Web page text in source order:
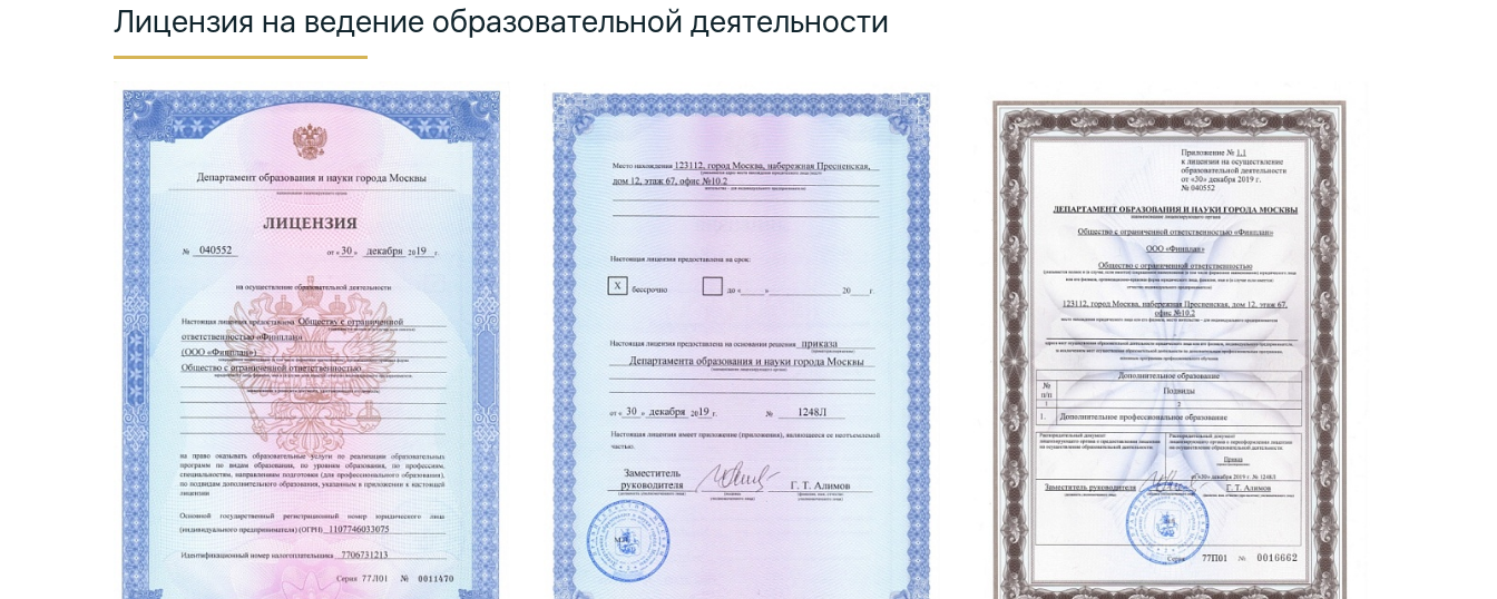
Лицензия на ведение образовательной деятельности